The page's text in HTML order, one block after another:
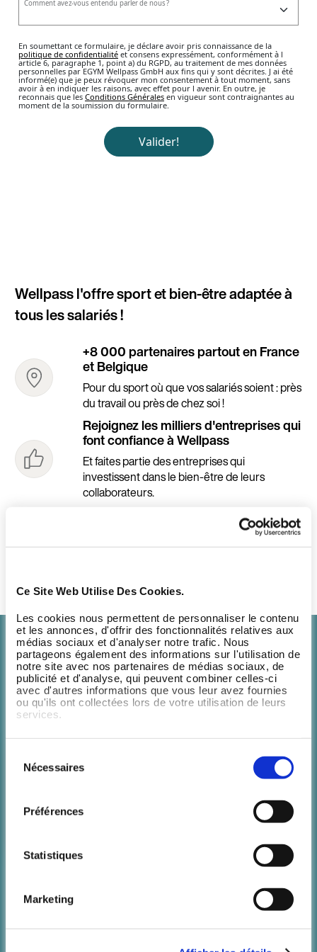
Ce Site Web Utilise Des Cookies.
Les cookies nous permettent de personnaliser le contenu
et les annonces, d'offrir des fonctionnalités relatives aux
médias sociaux et d'analyser notre trafic. Nous
partageons également des informations sur l'utilisation de
notre site avec nos partenaires de médias sociaux, de
publicité et d'analyse, qui peuvent combiner celles-ci
avec d'autres informations que vous leur avez fournies
ou qu'ils ont collectées lors de votre utilisation de leurs
services.
Nécessaires
Préférences
Statistiques
Marketing
Wellpass l'offre sport et bien-être adaptée à
tous les salariés !
+8 000 partenaires partout en France
et Belgique
Pour du sport où que vos salariés soient : près
du travail ou près de chez soi !
Rejoignez les milliers d'entreprises qui
font confiance à Wellpass
Et faites partie des entreprises qui
investissent dans le bien-être de leurs
collaborateurs.
+800 000 salariés profitent déjà de
A votre tour!
Ils ne peuvent plus s'en passer.
De Meta à PwC, en passant par Big Mamma, nos clients et
leurs collaborateurs témoignent. Salariés, élus CSE ou
encore RH, Wellpass met tout le monde d'accord👇
La solution a été très simple à mettre en
place et demande peu de gestion. Nous